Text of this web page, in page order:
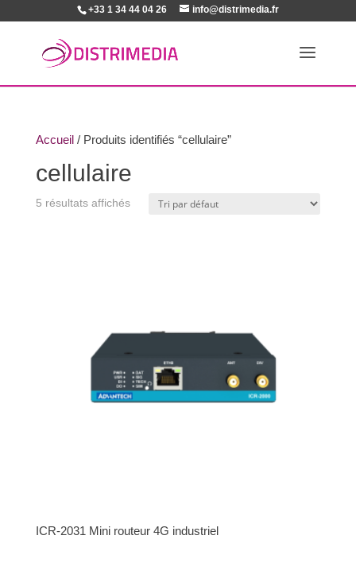
+33 1 34 44 04 26 info@distrimedia.fr
Accueil/ Produits identifiés “cellulaire”
cellulaire
5 résultats affichés
ICR-2031 Mini routeur 4G industriel